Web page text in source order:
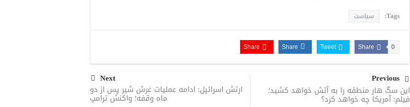
Tags: سیاست
Share 0
Tweet
Share
Share
Previous
این سگ هار منطقه را به آتش خواهد کشید؛
فیلم: آمریکا چه خواهد کرد؟
Next
ارتش اسرائیل: ادامه عملیات غرش شیر پس از دو
ماه وقفه؛ واکنش ترامپ